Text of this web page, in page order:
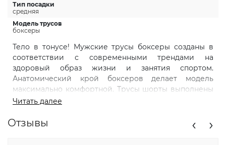
Тип посадки
средняя
Модель трусов
боксеры
Тело в тонусе! Мужские трусы боксеры созданы в
соответствии с современными трендами на
здоровый образ жизни и занятия спортом.
Анатомический крой боксеров делает модель
максимально комфортной. Трусы шорты выполнены
из хлопка. Приятный к телу мягкий хлопок позволяет
подходит даже для самой чувствительной кожи. На
широком эластичном поясе размещён логотип
Читать далее
Отзывы ‹ ›